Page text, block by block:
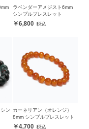
ラベンダーアメジスト6mm
シンプルブレスレット
6,800
ン
カーネリアン（オレンジ）
8mm シンプルブレスレット
4,700